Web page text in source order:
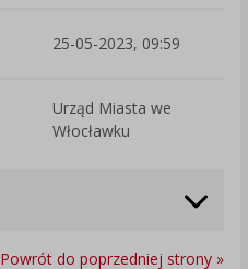
25-05-2023, 09:59
Urząd Miasta we
Włocławku
Powrót do poprzedniej strony »